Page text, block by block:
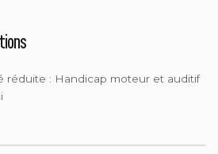
réduite : Handicap moteur et auditif